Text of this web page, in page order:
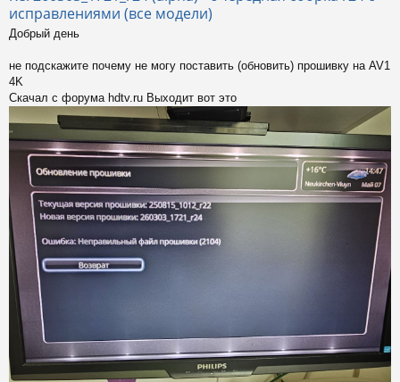
исправлениями (все модели)
Добрый день
не подскажите почему не могу поставить (обновить) прошивку на AV1
4K
Скачал с форума hdtv.ru Выходит вот это